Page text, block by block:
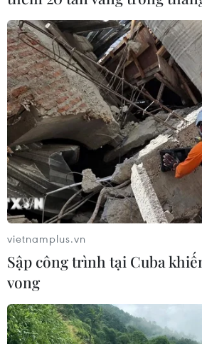
vietnamplus.vn
Sập công trình tại Cuba
vong